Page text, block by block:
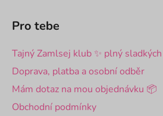
Pro tebe
Tajný Zamlsej klub ✨ plný
Doprava, platba a osobní odběr
Mám dotaz na mou objednávku 📦
Obchodní podmínky